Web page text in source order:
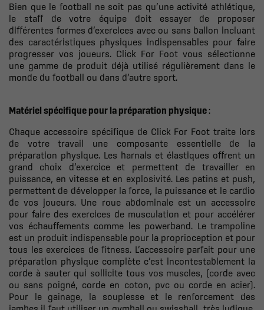
Bien que le football ne soit pas qu’une activité athlétique,
le staff de votre équipe doit essayer de proposer
différentes formes d’exercices avec ou sans ballon incluant
des caractéristiques physiques indispensables pour faire
progresser vos joueurs. Click For Foot vous sélectionne
une gamme de produit déjà utilisé régulièrement dans le
monde du football ou dans d’autre sport.
Matériel spécifique pour la préparation physique :
Chaque accessoire spécifique de Click For Foot traite lors
de votre travail une composante essentielle de la
préparation physique. Les harnais et élastiques offrent un
grand choix d’exercice et permettent de travailler en
puissance, en vitesse et en explosivité. Les patins et push,
permettent de développer la force, la puissance et le cardio
de vos joueurs. Une roue abdominale est un accessoire
pour faire des exercices de musculation et pour accélérer
vos échauffements comme les powerband. Le trampoline
est un produit indispensable pour la proprioception et pour
tous les exercices de fitness. L’accessoire parfait pour une
préparation physique complète c’est incontestablement la
corde à sauter qui sollicite tous vos muscles, (corde avec
ou sans poigné, corde en coton, pvc ou corde en acier).
Pour le gainage, la souplesse et le renforcement des